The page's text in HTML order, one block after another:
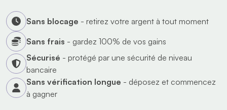
Sans blocage - retirez votre argent à tout moment
Sans frais - gardez 100% de vos gains
Sécurisé - protégé par une sécurité de niveau
bancaire
Sans vérification longue - déposez et commencez
à gagner